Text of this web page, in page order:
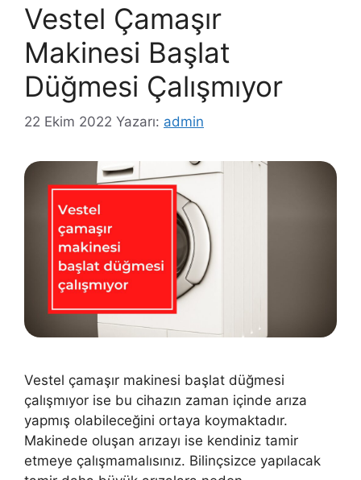
Vestel Çamaşır
Makinesi Başlat
Düğmesi Çalışmıyor
22 Ekim 2022 Yazarı: admin
Vestel çamaşır makinesi başlat düğmesi
çalışmıyor ise bu cihazın zaman içinde arıza
yapmış olabileceğini ortaya koymaktadır.
Makinede oluşan arızayı ise kendiniz tamir
etmeye çalışmamalısınız. Bilinçsizce yapılacak